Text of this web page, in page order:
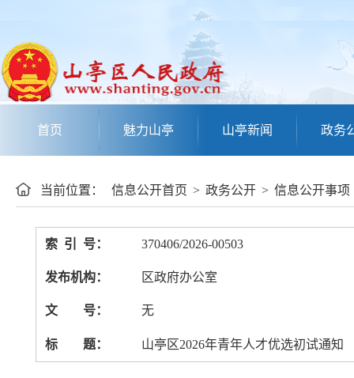
首页 魅力山亭 山亭新闻 政务
当前位置： 信息公开首页 > 政务公开 > 信息公开事项
索 引 号： 370406/2026-00503
发布机构： 区政府办公室
文 号： 无
标 题： 山亭区2026年青年人才优选初试通知